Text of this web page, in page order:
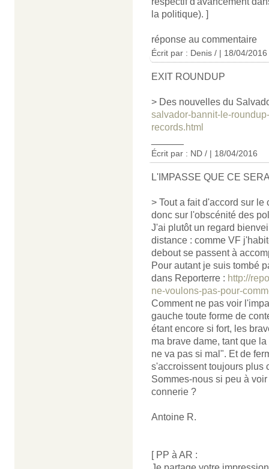
la politique). ]
réponse au commentaire
Écrit par : Denis / | 18/04/2016
EXIT ROUNDUP
> Des nouvelles du
salvador-bannit-le-
records.html
Écrit par : ND / | 18/04/2016
L'IMPASSE QUE CE
> Tout a fait d'accord sur
donc sur l'obscénité des
J'ai plutôt un regard
distance : comme VF
debout se passent à
Pour autant je suis tombé
dans Reporterre : http://
ne-voulons-pas-pour-
Comment ne pas voir
gauche toute forme de
étant encore si fort, les
ma brave dame, tant que
ne va pas si mal". Et de
s'accroissent toujours plus
Sommes-nous si peu à
connerie ?
Antoine R.
[ PP à AR :